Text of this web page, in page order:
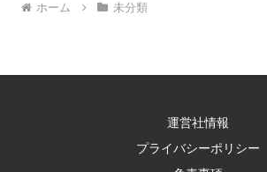
ホーム 未分類
運営社情報
プライバシーポリシー